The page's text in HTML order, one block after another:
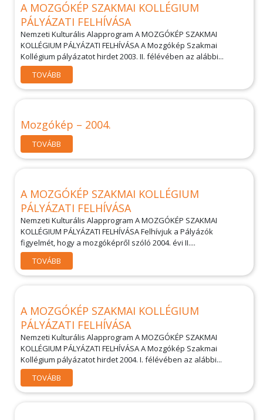
A MOZGÓKÉP SZAKMAI KOLLÉGIUM
PÁLYÁZATI FELHÍVÁSA
Nemzeti Kulturális Alapprogram A MOZGÓKÉP SZAKMAI
KOLLÉGIUM PÁLYÁZATI FELHÍVÁSA A Mozgókép Szakmai
Kollégium pályázatot hirdet 2003. II. félévében az alábbi...
TOVÁBB
Mozgókép – 2004.
TOVÁBB
A MOZGÓKÉP SZAKMAI KOLLÉGIUM
PÁLYÁZATI FELHÍVÁSA
Nemzeti Kulturális Alapprogram A MOZGÓKÉP SZAKMAI
KOLLÉGIUM PÁLYÁZATI FELHÍVÁSA Felhívjuk a Pályázók
figyelmét, hogy a mozgóképről szóló 2004. évi II....
TOVÁBB
A MOZGÓKÉP SZAKMAI KOLLÉGIUM
PÁLYÁZATI FELHÍVÁSA
Nemzeti Kulturális Alapprogram A MOZGÓKÉP SZAKMAI
KOLLÉGIUM PÁLYÁZATI FELHÍVÁSA A Mozgókép Szakmai
Kollégium pályázatot hirdet 2004. I. félévében az alábbi...
TOVÁBB